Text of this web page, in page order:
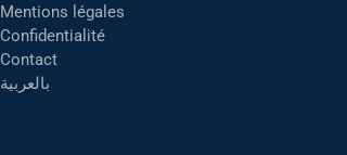
Mentions légales
Confidentialité
Contact
بالعربية